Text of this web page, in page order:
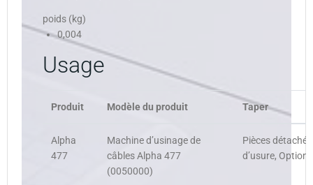
poids (kg)
0,004
Usage
Produit Modèle du produit Taper
Alpha
477
Machine d’usinage de
câbles Alpha 477
(0050000)
Pièces
d’usure, Options